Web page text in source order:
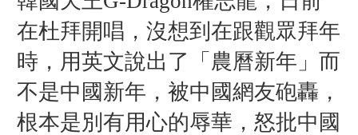
在杜拜開唱，沒想到在跟觀眾拜年
時，用英文說出了「農曆新年」而
不是中國新年，被中國網友砲轟，
根本是別有用心的辱華， 怒批中國